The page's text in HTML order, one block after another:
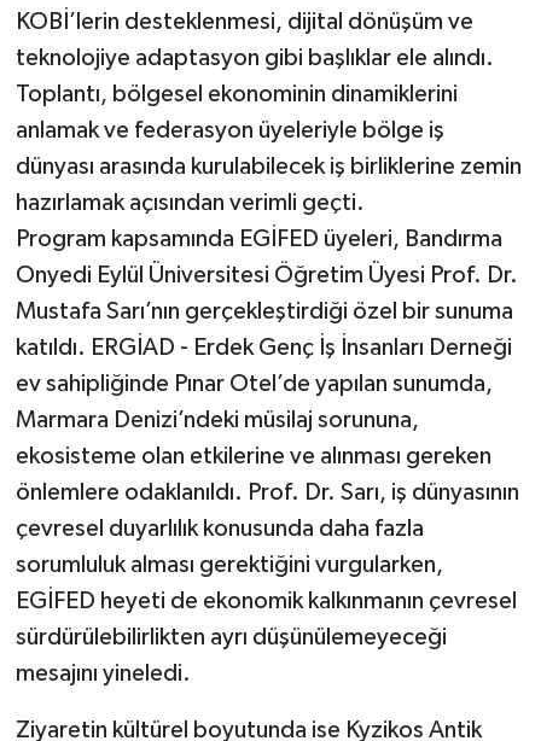
KOBİ’lerin desteklenmesi, dijital dönüşüm ve
teknolojiye adaptasyon gibi başlıklar ele alındı.
Toplantı, bölgesel ekonominin dinamiklerini
anlamak ve federasyon üyeleriyle bölge iş
dünyası arasında kurulabilecek iş birliklerine zemin
hazırlamak açısından verimli geçti.
Program kapsamında EGİFED üyeleri, Bandırma
Onyedi Eylül Üniversitesi Öğretim Üyesi Prof. Dr.
Mustafa Sarı’nın gerçekleştirdiği özel bir sunuma
katıldı. ERGİAD - Erdek Genç İş İnsanları Derneği
ev sahipliğinde Pınar Otel’de yapılan sunumda,
Marmara Denizi’ndeki müsilaj sorununa,
ekosisteme olan etkilerine ve alınması gereken
önlemlere odaklanıldı. Prof. Dr. Sarı, iş dünyasının
çevresel duyarlılık konusunda daha fazla
sorumluluk alması gerektiğini vurgularken,
EGİFED heyeti de ekonomik kalkınmanın çevresel
sürdürülebilirlikten ayrı düşünülemeyeceği
mesajını yineledi.
Ziyaretin kültürel boyutunda ise Kyzikos Antik